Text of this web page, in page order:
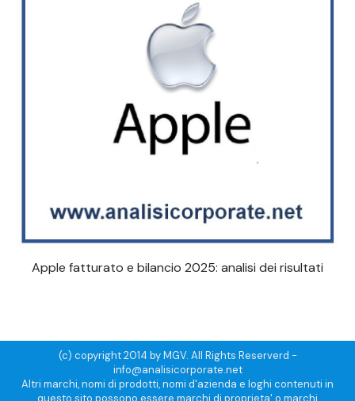
Apple fatturato e bilancio 2025: analisi dei risultati
(c) copyright 2014 by MGV. All Rights Reserverd -
info@analisicorporate.net
Altri marchi, nomi di prodotti, nomi d'azienda e loghi contenuti in